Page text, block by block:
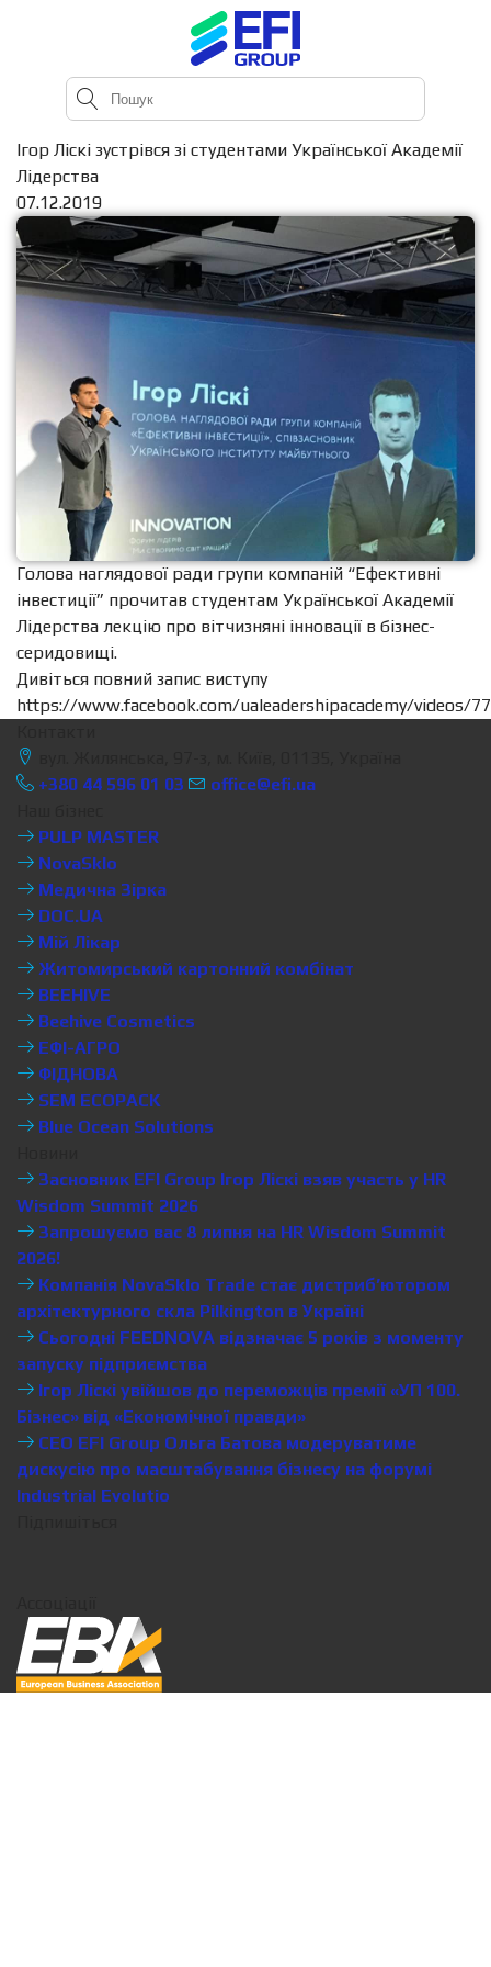
Ігор Ліскі зустрівся зі студентами Української Академії
Лідерства
07.12.2019
Голова наглядової ради групи компаній “Ефективні
інвестиції” прочитав студентам Української Академії
Лідерства лекцію про вітчизняні інновації в бізнес-
серидовищі.
Дивіться повний запис виступу
https://www.facebook.com/ualeadershipacademy/videos/
+380 44 596 01 03
office@efi.ua
PULP MASTER
NovaSklo
Медична Зірка
DOC.UA
Мій Лікар
Житомирський картонний комбінат
BEEHIVE
Beehive Cosmetics
ЕФІ-АГРО
ФІДНОВА
SEM ECOPACK
Blue Ocean Solutions
Засновник EFI Group Ігор Ліскі взяв участь у HR
Wisdom Summit 2026
Запрошуємо вас 8 липня на HR Wisdom Summit
2026!
Компанія NovaSklo Trade стає дистриб’ютором
архітектурного скла Pilkington в Україні
Сьогодні FEEDNOVA відзначає 5 років з моменту
запуску підприємства
Ігор Ліскі увійшов до переможців премії «УП 100.
Бізнес» від «Економічної правди»
CEO EFI Group Ольга Батова модеруватиме
дискусію про масштабування бізнесу на форумі
Industrial Evolutio